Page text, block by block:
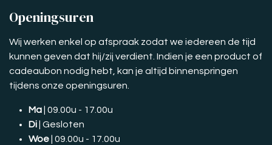
Openingsuren
Wij werken enkel op afspraak zodat we iedereen de tijd
kunnen geven dat hij/zij verdient. Indien je een product of
cadeaubon nodig hebt, kan je altijd binnenspringen
tijdens onze openingsuren.
Ma | 09.00u - 17.00u
Di | Gesloten
Woe | 09.00u - 17.00u